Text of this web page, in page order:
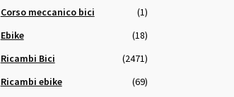
Corso meccanico bici
(1)
Ebike
(18)
Ricambi Bici
(2471)
Ricambi ebike
(69)